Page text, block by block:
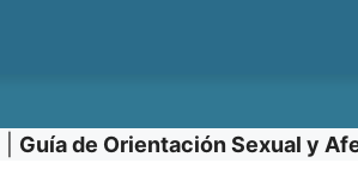
Guía de Orientación Sexual y